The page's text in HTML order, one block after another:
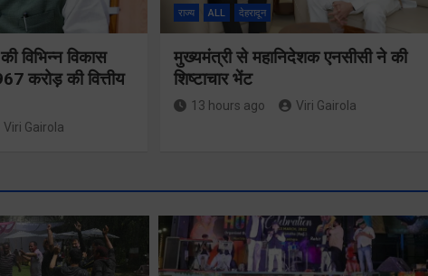
विभिन्न विकास
करोड़ की वित्तीय
Viri Gairola
राज्य ALL देहरादून
मुख्यमंत्री से महानिदेशक एनसीसी ने की
शिष्टाचार भेंट
13 hours ago Viri Gairola